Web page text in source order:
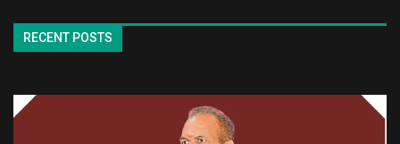
RECENT POSTS